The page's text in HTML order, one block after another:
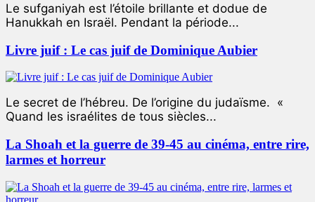
Le sufganiyah est l’étoile brillante et dodue de
Hanukkah en Israël. Pendant la période...
Livre juif : Le cas juif de Dominique Aubier
Le secret de l’hébreu. De l’origine du judaïsme. «
Quand les israélites de tous siècles...
La Shoah et la guerre de 39-45 au cinéma, entre rire,
larmes et horreur